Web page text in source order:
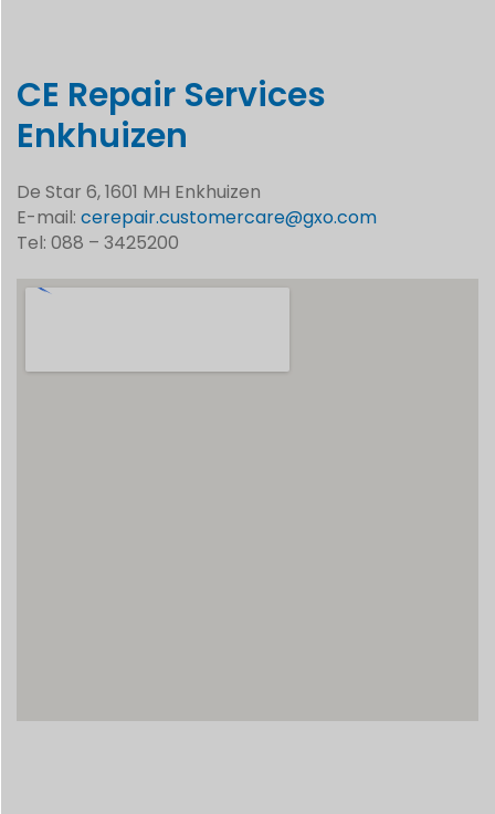
CE Repair Services
Enkhuizen
De Star 6, 1601 MH Enkhuizen
E-mail: cerepair.customercare@gxo.com
Tel: 088 – 3425200